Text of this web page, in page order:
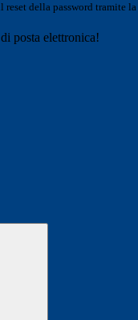
reset della password tramite la
posta elettronica!